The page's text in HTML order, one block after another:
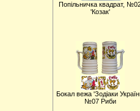
Попільничка квадрат,
'Козак'
Бокал вежа 'Зодiаки
№07 Риби